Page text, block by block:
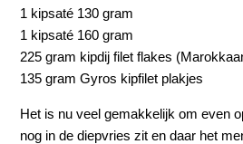
1 kipsaté 130 gram
1 kipsaté 160 gram
225 gram kipdij filet flakes
135 gram Gyros kipfilet plakjes
Het is nu veel gemakkelijk om even
nog in de diepvries zit en daar het